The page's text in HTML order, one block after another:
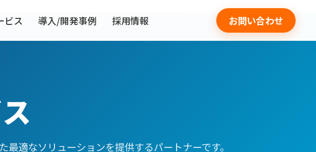
ビス 導入/開発事例 採用情報 お問い合わせ
適なソリューションを提供するパートナーです。